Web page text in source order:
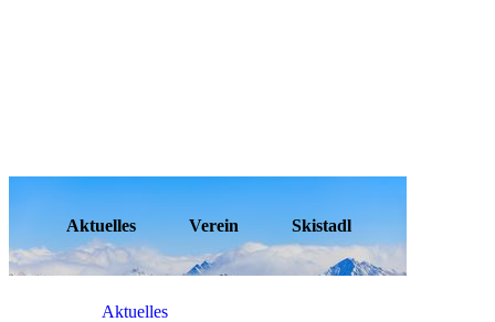
Aktuelles Verein Skistadl
Aktuelles